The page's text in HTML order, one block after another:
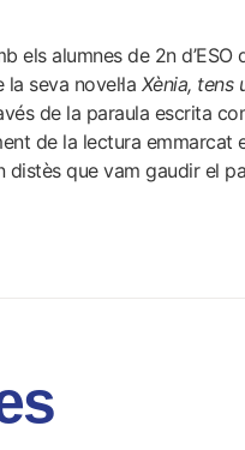
els alumnes de 2n d’ESO
seva novel·la Xènia, tens
de la paraula escrita
de la lectura emmarcat
que vam gaudir el